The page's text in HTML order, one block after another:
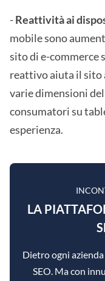
-Reattività ai
mobile sono
sito di e-commerce
reattivo aiuta il sito
varie dimensioni
consumatori su
esperienza.
LA
Dietro ogni
SEO. Ma con